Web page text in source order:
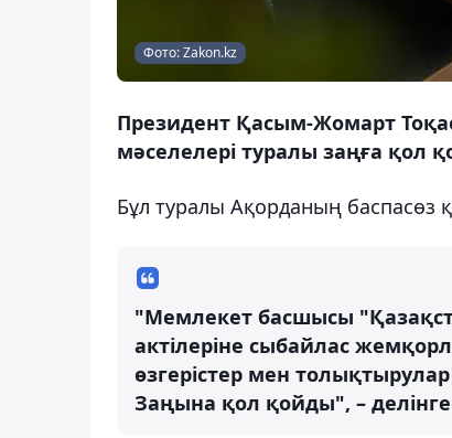
Фото: Zakon.kz
Президент Қасым-Жомарт
мәселелері туралы заңға қол
Бұл туралы Ақорданың баспасөз
"Мемлекет басшысы
актілеріне сыбайлас
өзгерістер мен
Заңына қол қойды", –